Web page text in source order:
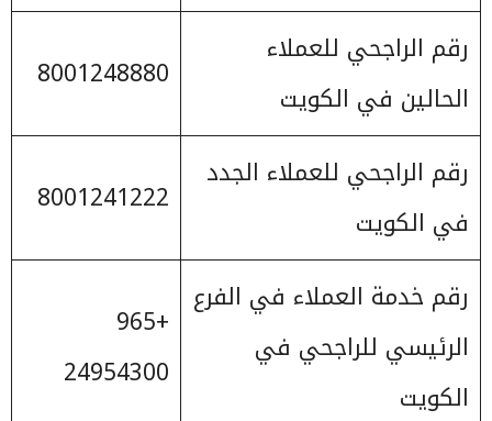
رقم الراجحي للعملاء
الحالين في الكويت
8001248880
رقم الراجحي للعملاء الجدد
في الكويت
8001241222
رقم خدمة العملاء في الفرع
الرئيسي للراجحي في
الكويت
+965
24954300